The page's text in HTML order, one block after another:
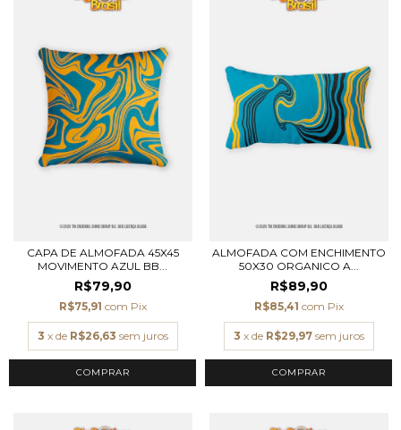
CAPA DE ALMOFADA 45X45
MOVIMENTO AZUL BB...
R$79,90
R$75,91 com Pix
3 x de R$26,63 sem juros
ALMOFADA COM ENCHIMENTO
50X30 ORGANICO A...
R$89,90
R$85,41 com Pix
3 x de R$29,97 sem juros